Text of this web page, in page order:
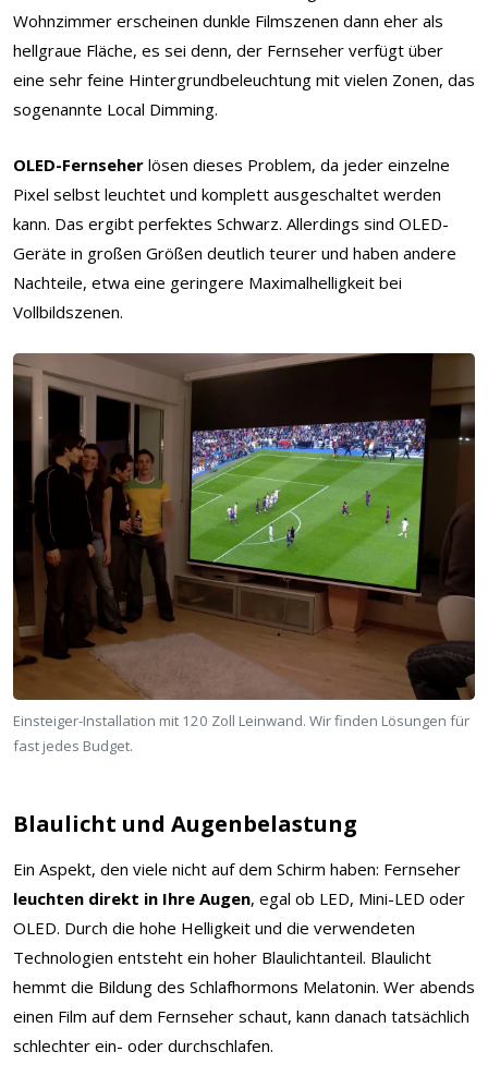
Wohnzimmer erscheinen dunkle Filmszenen dann eher als
hellgraue Fläche, es sei denn, der Fernseher verfügt über
eine sehr feine Hintergrundbeleuchtung mit vielen Zonen, das
sogenannte Local Dimming.
OLED-Fernseher lösen dieses Problem, da jeder einzelne
Pixel selbst leuchtet und komplett ausgeschaltet werden
kann. Das ergibt perfektes Schwarz. Allerdings sind OLED-
Geräte in großen Größen deutlich teurer und haben andere
Nachteile, etwa eine geringere Maximalhelligkeit bei
Vollbildszenen.
Einsteiger-Installation mit 120 Zoll Leinwand. Wir finden Lösungen für
fast jedes Budget.
Blaulicht und Augenbelastung
Ein Aspekt, den viele nicht auf dem Schirm haben: Fernseher
leuchten direkt in Ihre Augen, egal ob LED, Mini-LED oder
OLED. Durch die hohe Helligkeit und die verwendeten
Technologien entsteht ein hoher Blaulichtanteil. Blaulicht
hemmt die Bildung des Schlafhormons Melatonin. Wer abends
einen Film auf dem Fernseher schaut, kann danach tatsächlich
schlechter ein- oder durchschlafen.